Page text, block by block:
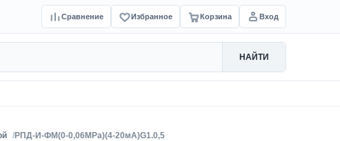
Сравнение Избранное Корзина Вход
НАЙТИ
РПД-И-ФМ(0-0,06MPa)(4-20мА)G1.0,5